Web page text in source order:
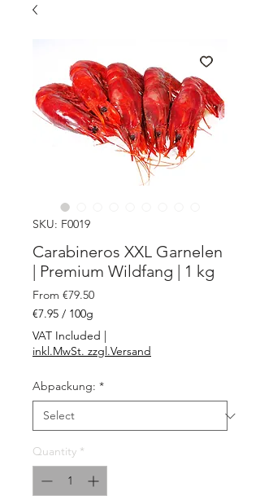
SKU: F0019
Carabineros XXL Garnelen
| Premium Wildfang | 1 kg
From €79.50Sale
€7.95 / 100g
€7.95
per
100
VAT Included |
inkl.MwSt. zzgl.Versand
Abpackung: *
Quantity *